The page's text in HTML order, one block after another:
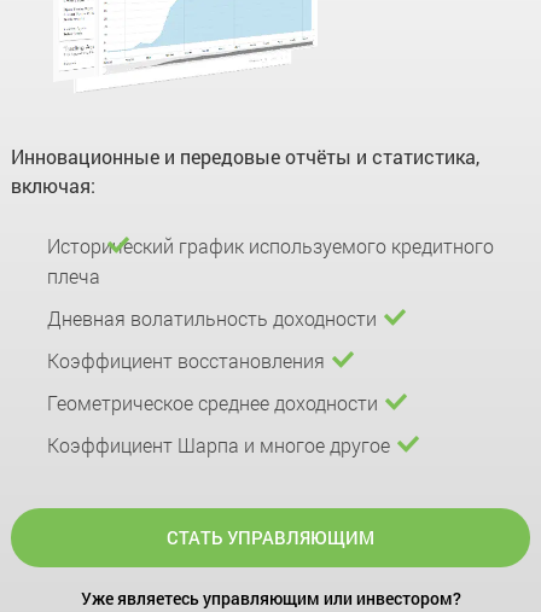
Инновационные и передовые отчёты и статистика,
включая:
Исторический график используемого кредитного
плеча
Дневная волатильность доходности
Коэффициент восстановления
Геометрическое среднее доходности
Коэффициент Шарпа и многое другое
СТАТЬ УПРАВЛЯЮЩИМ
Уже являетесь управляющим или инвестором?